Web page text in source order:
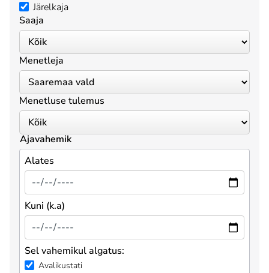
Järelkaja
Saaja
Menetleja
Menetluse tulemus
Ajavahemik
Alates
Kuni (k.a)
Sel vahemikul algatus:
Avalikustati